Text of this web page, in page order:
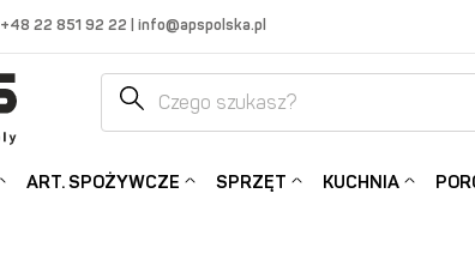
+48 22 851 92 22 | info@apspolska.pl
ART. SPOŻYWCZE SPRZĘT KUCHNIA